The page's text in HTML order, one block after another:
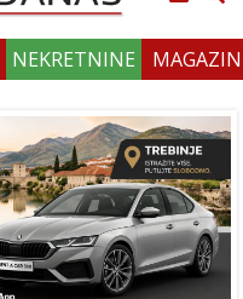
NEKRETNINE